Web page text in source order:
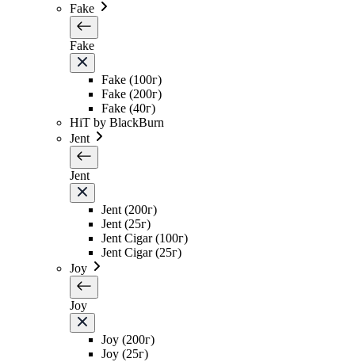
Fake
Fake
Fake (100г)
Fake (200г)
Fake (40г)
HiT by BlackBurn
Jent
Jent
Jent (200г)
Jent (25г)
Jent Cigar (100г)
Jent Cigar (25г)
Joy
Joy
Joy (200г)
Joy (25г)